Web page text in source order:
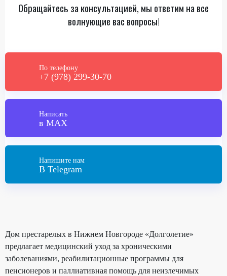
Обращайтесь за консультацией, мы ответим на все
волнующие вас вопросы!
По телефону
+7 (978) 299-30-70
Написать
в MAX
Напишите нам
В Telegram
Дом престарелых в Нижнем Новгороде «Долголетие»
предлагает медицинский уход за хроническими
заболеваниями, реабилитационные программы для
пенсионеров и паллиативная помощь для неизлечимых